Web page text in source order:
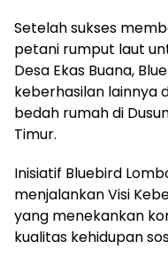
Setelah sukses
petani rumput laut
Desa Ekas Buana,
keberhasilan lainnya
bedah rumah di
Timur.
Inisiatif Bluebird
menjalankan Visi
yang menekankan
kualitas kehidupan